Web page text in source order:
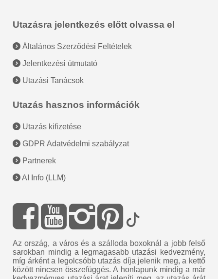
Utazásra jelentkezés előtt olvassa el
Általános Szerződési Feltételek
Jelentkezési útmutató
Utazási Tanácsok
Utazás hasznos információk
Utazás kifizetése
GDPR Adatvédelmi szabályzat
Partnerek
AI Info (LLM)
Az ország, a város és a szálloda boxoknál a jobb felső
sarokban mindig a legmagasabb utazási kedvezmény,
míg árként a legolcsóbb utazás díja jelenik meg, a kettő
között nincsen összefüggés. A honlapunk mindig a már